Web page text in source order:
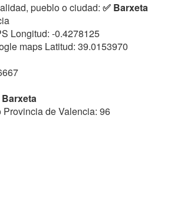
pueblo o ciudad: ✅ Barxeta
Longitud: -0.4278125
maps Latitud: 39.0153970
Provincia de Valencia: 96